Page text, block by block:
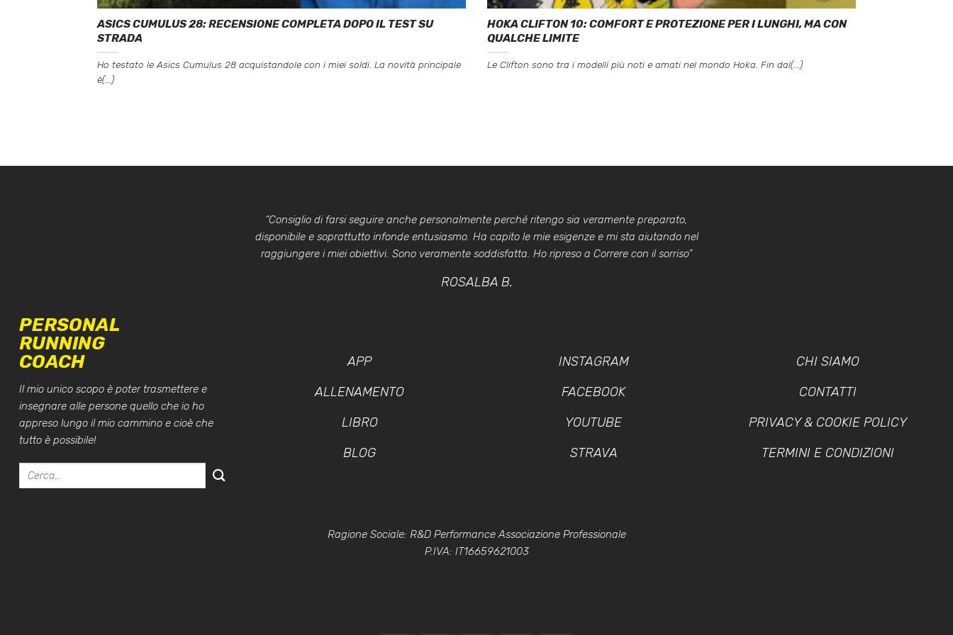
ASICS CUMULUS 28: RECENSIONE COMPLETA DOPO IL TEST SU
STRADA
Ho testato le Asics Cumulus 28 acquistandole con i miei soldi. La novità principale
è(...)
HOKA CLIFTON 10: COMFORT E PROTEZIONE PER I LUNGHI, MA CON
QUALCHE LIMITE
Le Clifton sono tra i modelli più noti e amati nel mondo Hoka. Fin dal(...)
“Consiglio di farsi seguire anche personalmente perché ritengo sia veramente preparato,
disponibile e soprattutto infonde entusiasmo. Ha capito le mie esigenze e mi sta aiutando nel
raggiungere i miei obiettivi. Sono veramente soddisfatta. Ho ripreso a Correre con il sorriso”
ROSALBA B.
PERSONAL
RUNNING
COACH
Il mio unico scopo è poter trasmettere e
insegnare alle persone quello che io ho
appreso lungo il mio cammino e cioè che
tutto è possibile!
APP
ALLENAMENTO
LIBRO
BLOG
INSTAGRAM
FACEBOOK
YOUTUBE
STRAVA
CHI SIAMO
CONTATTI
PRIVACY & COOKIE POLICY
TERMINI E CONDIZIONI
Ragione Sociale: R&D Performance Associazione Professionale
P.IVA: IT16659621003